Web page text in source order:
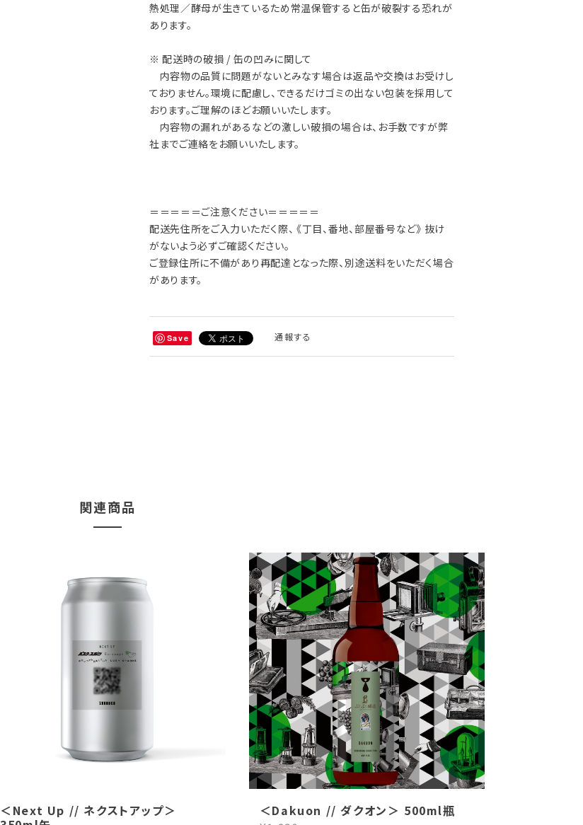
熱処理／酵母が生きているため常温保管すると缶が破裂する恐れが
あります。
※ 配送時の破損 / 缶の凹みに関して
内容物の品質に問題がないとみなす場合は返品や交換はお受けし
ておりません。環境に配慮し、できるだけゴミの出ない包装を採用して
おります。ご理解のほどお願いいたします。
内容物の漏れがあるなどの激しい破損の場合は、お手数ですが弊
社までご連絡をお願いいたします。
＝＝＝＝＝ご注意ください＝＝＝＝＝
配送先住所をご入力いただく際、 《丁目、番地、部屋番号など》 抜け
がないよう必ずご確認ください。
ご登録住所に不備があり再配達となった際、別途送料をいただく場合
があります。
Save 通報する
関連商品
＜Next Up // ネクストアップ＞
＜Dakuon // ダクオン＞ 500ml瓶